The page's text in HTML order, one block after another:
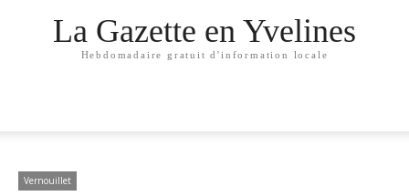
La Gazette en Yvelines
Hebdomadaire gratuit d'information locale
Vernouillet